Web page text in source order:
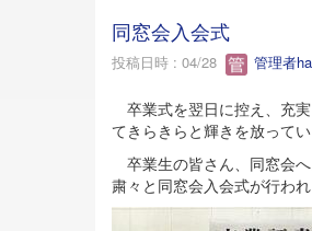
同窓会入会式
投稿日時 : 04/28 管理者
卒業式を翌日に控え、充
てきらきらと輝きを放ってい
卒業生の皆さん、同窓会
粛々と同窓会入会式が行われ